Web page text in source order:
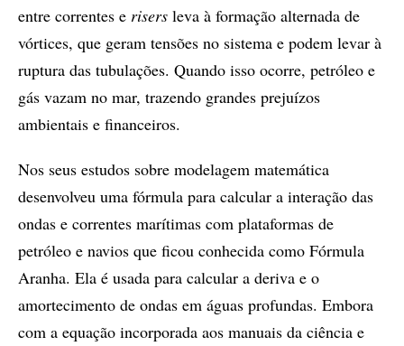
entre correntes e risers leva à formação alternada de
vórtices, que geram tensões no sistema e podem levar à
ruptura das tubulações. Quando isso ocorre, petróleo e
gás vazam no mar, trazendo grandes prejuízos
ambientais e financeiros.
Nos seus estudos sobre modelagem matemática
desenvolveu uma fórmula para calcular a interação das
ondas e correntes marítimas com plataformas de
petróleo e navios que ficou conhecida como Fórmula
Aranha. Ela é usada para calcular a deriva e o
amortecimento de ondas em águas profundas. Embora
com a equação incorporada aos manuais da ciência e